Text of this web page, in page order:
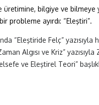
üretimine, bilgiye ve
probleme ayırdı: “Eleştiri”.
“Eleştiride Felç” yazısıyla
Algısı ve Kriz”
ve Eleştirel Teori”